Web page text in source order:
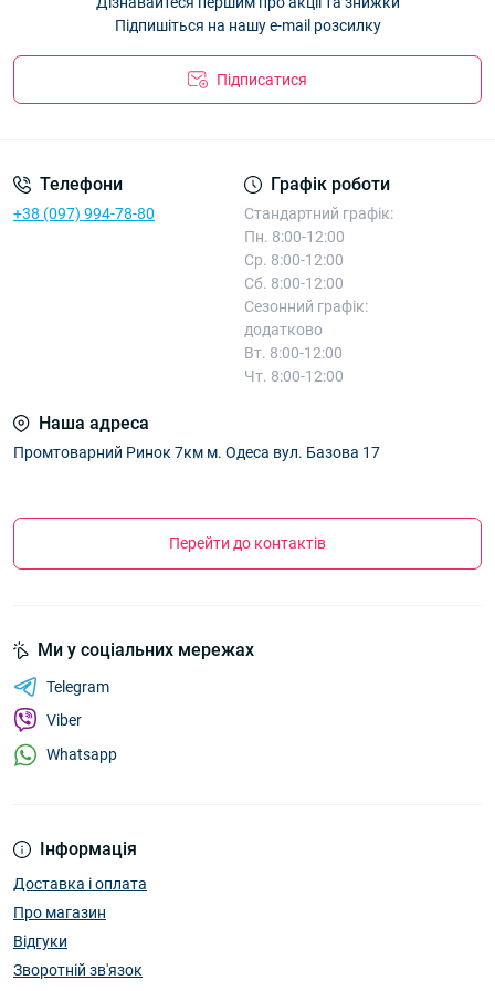
Підпишіться на нашу e-mail розсилку
Підписатися
Телефони
+38 (097) 994-78-80
Графік роботи
Стандартний графік:
Пн. 8:00-12:00
Ср. 8:00-12:00
Сб. 8:00-12:00
Сезонний графік:
додатково
Вт. 8:00-12:00
Чт. 8:00-12:00
Наша адреса
Промтоварний Ринок 7км м. Одеса вул. Базова 17
Перейти до контактів
Інформація
Доставка і оплата
Про магазин
Відгуки
Зворотній зв'язок
Ми у соціальних мережах
Telegram
Viber
Whatsapp